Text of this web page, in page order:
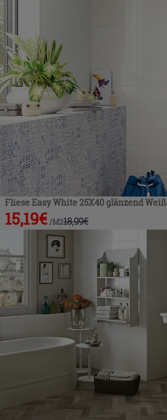
Fliese Easy White 25X40 glänzend Weiß
15,19€ /M218,99€